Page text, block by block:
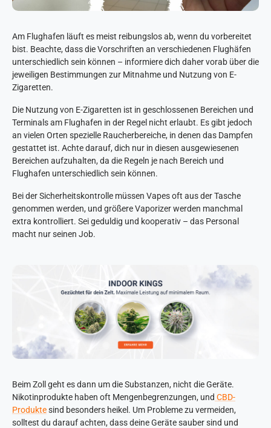
Am Flughafen läuft es meist reibungslos ab, wenn du vorbereitet
bist. Beachte, dass die Vorschriften an verschiedenen Flughäfen
unterschiedlich sein können – informiere dich daher vorab über die
jeweiligen Bestimmungen zur Mitnahme und Nutzung von E-
Zigaretten.
Die Nutzung von E-Zigaretten ist in geschlossenen Bereichen und
Terminals am Flughafen in der Regel nicht erlaubt. Es gibt jedoch
an vielen Orten spezielle Raucherbereiche, in denen das Dampfen
gestattet ist. Achte darauf, dich nur in diesen ausgewiesenen
Bereichen aufzuhalten, da die Regeln je nach Bereich und
Flughafen unterschiedlich sein können.
Bei der Sicherheitskontrolle müssen Vapes oft aus der Tasche
genommen werden, und größere Vaporizer werden manchmal
extra kontrolliert. Sei geduldig und kooperativ – das Personal
macht nur seinen Job.
Beim Zoll geht es dann um die Substanzen, nicht die Geräte.
Nikotinprodukte haben oft Mengenbegrenzungen, und CBD-
Produktesind besonders heikel. Um Probleme zu vermeiden,
solltest du darauf achten, dass deine Geräte sauber sind und